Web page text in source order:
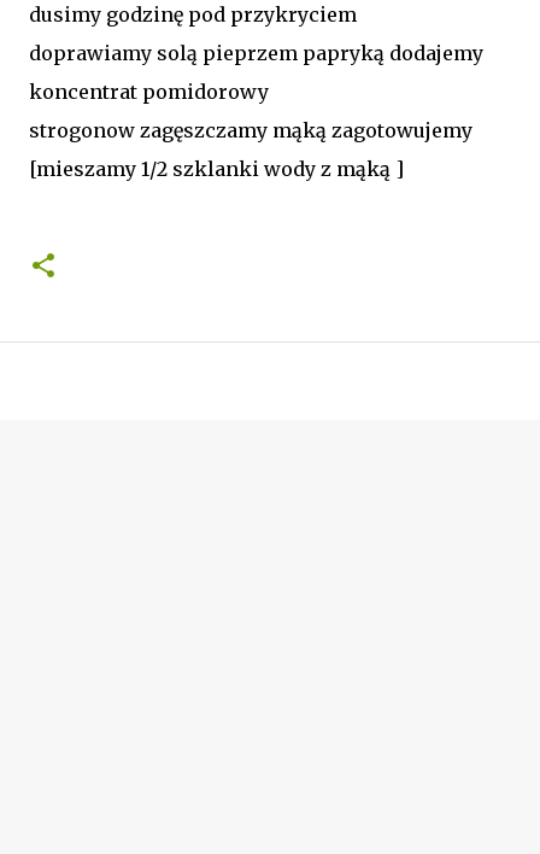
dusimy godzinę pod przykryciem
doprawiamy solą pieprzem papryką dodajemy
koncentrat pomidorowy
strogonow zagęszczamy mąką zagotowujemy
[mieszamy 1/2 szklanki wody z mąką ]